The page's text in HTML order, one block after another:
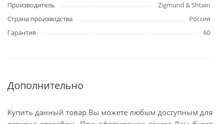
Производитель
Zigmund & Shtain
Страна производства
Россия
Гарантия
60
Дополнительно
Купить данный товар Вы можете любым доступным для